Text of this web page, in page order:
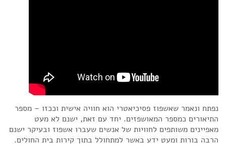
נפתח ונאמר שאשפוז פסיכיאטרי הוא חוויה אישית וככזו – מספר
התיאורים כמספר המאושפזים. יחד עם זאת, ישנם לא מעט
מאפיינים משותפים לחוויות של אנשים שעברו אשפוז ובעיקר ישנם
הרבה בורות ומעט ידע באשר למתחולל בתוך קירות בית החולים.